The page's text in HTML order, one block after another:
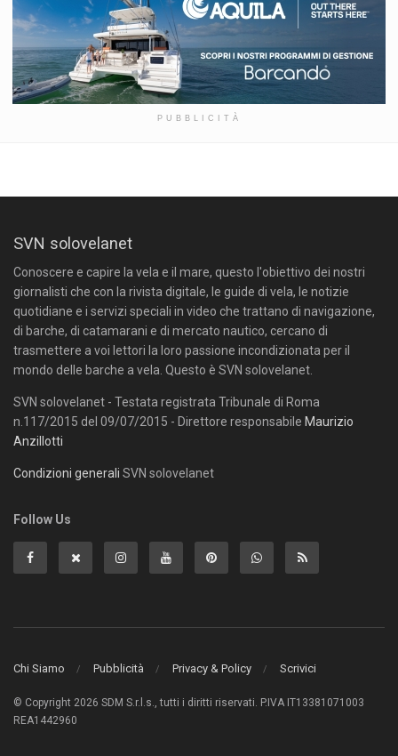
PUBBLICITÀ
SVN solovelanet
Conoscere e capire la vela e il mare, questo l'obiettivo dei nostri
giornalisti che con la rivista digitale, le guide di vela, le notizie
quotidiane e i servizi speciali in video che trattano di navigazione,
di barche, di catamarani e di mercato nautico, cercano di
trasmettere a voi lettori la loro passione incondizionata per il
mondo delle barche a vela. Questo è SVN solovelanet.
SVN solovelanet - Testata registrata Tribunale di Roma
n.117/2015 del 09/07/2015 - Direttore responsabile Maurizio
Anzillotti
Condizioni generali SVN solovelanet
Follow Us
Chi Siamo Pubblicità Privacy & Policy Scrivici
© Copyright 2026 SDM S.r.l.s., tutti i diritti riservati. P.IVA IT13381071003
REA1442960